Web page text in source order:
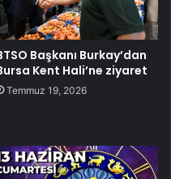
Başkanı Burkay’dan
Kent Hali’ne ziyaret
Temmuz 19, 2026